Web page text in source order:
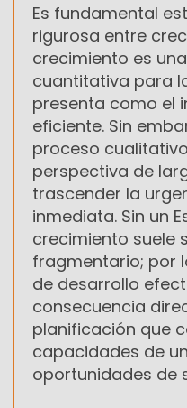
Es fundamental
rigurosa entre
crecimiento es
cuantitativa para
presenta como el
eficiente. Sin
proceso
perspectiva de
trascender la
inmediata. Sin un
crecimiento suele
fragmentario; por
de desarrollo
consecuencia
planificación que
capacidades de
oportunidades de